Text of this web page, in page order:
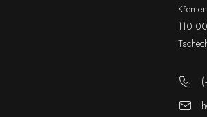
110